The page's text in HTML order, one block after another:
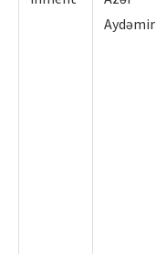
Aydəmir